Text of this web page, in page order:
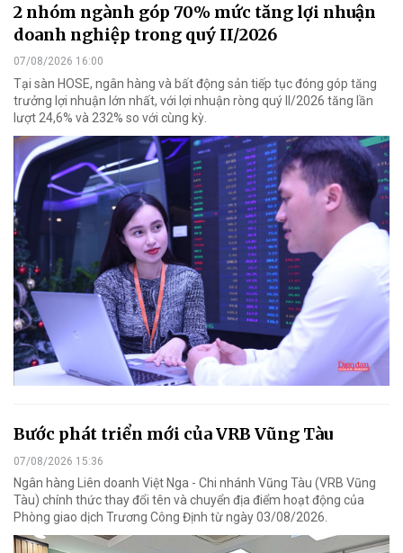
2 nhóm ngành góp 70% mức tăng lợi nhuận
doanh nghiệp trong quý II/2026
07/08/2026 16:00
Tại sàn HOSE, ngân hàng và bất động sản tiếp tục đóng góp tăng
trưởng lợi nhuận lớn nhất, với lợi nhuận ròng quý II/2026 tăng lần
lượt 24,6% và 232% so với cùng kỳ.
Bước phát triển mới của VRB Vũng Tàu
07/08/2026 15:36
Ngân hàng Liên doanh Việt Nga - Chi nhánh Vũng Tàu (VRB Vũng
Tàu) chính thức thay đổi tên và chuyển địa điểm hoạt động của
Phòng giao dịch Trương Công Định từ ngày 03/08/2026.